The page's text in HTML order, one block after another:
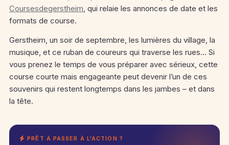
Coursesdegerstheim, qui relaie les annonces de date et les
formats de course.
Gerstheim, un soir de septembre, les lumières du village, la
musique, et ce ruban de coureurs qui traverse les rues… Si
vous prenez le temps de vous préparer avec sérieux, cette
course courte mais engageante peut devenir l’un de ces
souvenirs qui restent longtemps dans les jambes – et dans
la tête.
PRÊT À PASSER À L'ACTION ?